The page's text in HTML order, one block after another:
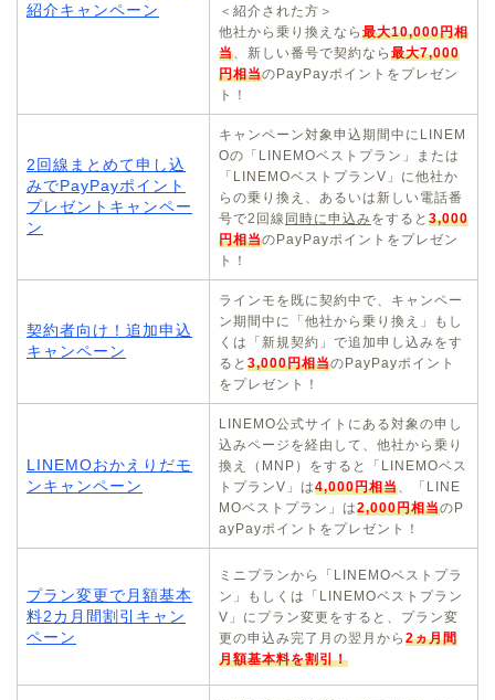
紹介キャンペーン
＜紹介された方＞
他社から乗り換えなら 最大10,000円相
当、新しい番号で契約なら 最大7,000
円相当のPayPayポイントをプレゼン
ト！
2回線まとめて申し込
みでPayPayポイント
プレゼントキャンペー
ン
キャンペーン対象申込期間中にLINEM
Oの「LINEMOベストプラン」または
「LINEMOベストプランV」に他社か
らの乗り換え、あるいは新しい電話番
号で2回線 同時に申込みをすると 3,000
円相当のPayPayポイントをプレゼン
ト！
契約者向け！追加申込
キャンペーン
ラインモを既に契約中で、キャンペー
ン期間中に「他社から乗り換え」もし
くは「新規契約」で追加申し込みをす
ると 3,000円相当のPayPayポイント
をプレゼント！
LINEMOおかえりだモ
ンキャンペーン
LINEMO公式サイトにある対象の申し
込みページを経由して、他社から乗り
換え（MNP）をすると「LINEMOベス
トプランV」は4,000円相当、「LINE
MOベストプラン」は2,000円相当のP
ayPayポイントをプレゼント！
プラン変更で月額基本
料2カ月間割引キャン
ペーン
ミニプランから「LINEMOベストプラ
ン」もしくは「LINEMOベストプラン
V」にプラン変更をすると、プラン変
更の申込み完了月の翌月から 2ヵ月間
月額基本料を割引！